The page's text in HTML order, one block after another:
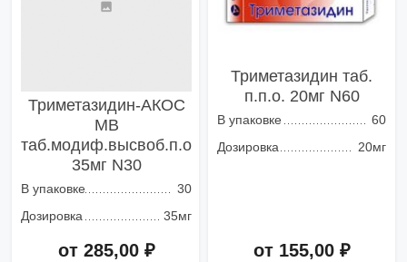
Триметазидин-АКОС
МВ
таб.модиф.высвоб.п.о
35мг N30
В упаковке
30
Дозировка
35мг
от 285,00 ₽
Триметазидин таб.
п.п.о. 20мг N60
В упаковке
60
Дозировка
20мг
от 155,00 ₽